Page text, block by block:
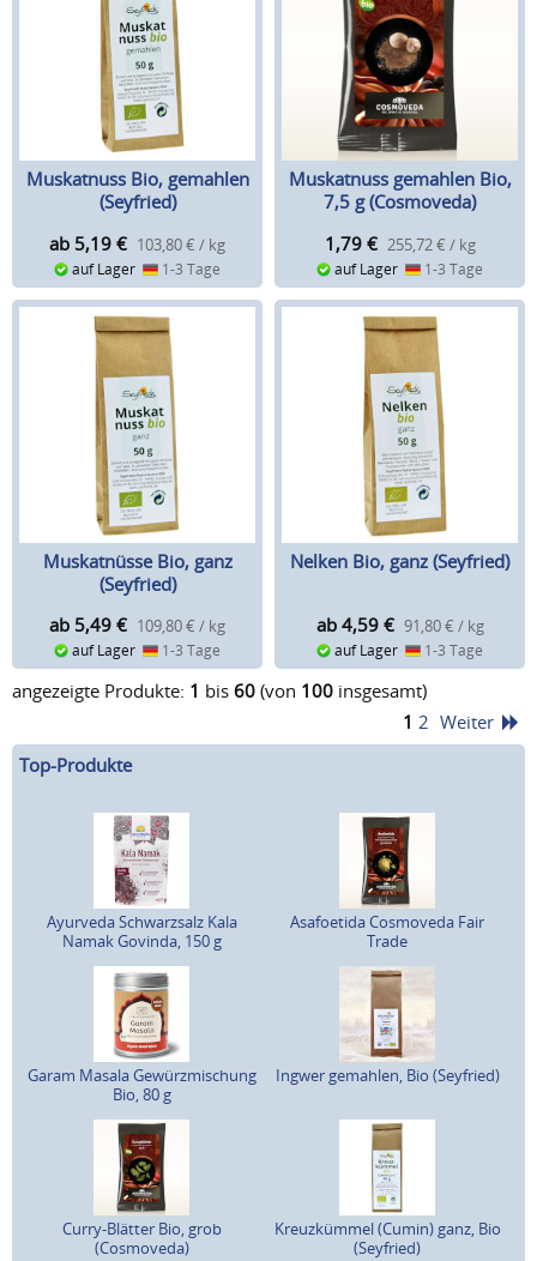
Muskatnuss Bio, gemahlen
(Seyfried)
ab 5,19 € 103,80 € / kg
auf Lager 1-3 Tage
Muskatnuss gemahlen Bio,
7,5 g (Cosmoveda)
1,79 € 255,72 € / kg
auf Lager 1-3 Tage
Muskatnüsse Bio, ganz
(Seyfried)
ab 5,49 € 109,80 € / kg
auf Lager 1-3 Tage
Nelken Bio, ganz (Seyfried)
ab 4,59 € 91,80 € / kg
auf Lager 1-3 Tage
angezeigte Produkte: 1 bis 60 (von 100 insgesamt)
1 2 Weiter
Top-Produkte
Ayurveda Schwarzsalz Kala
Namak Govinda, 150 g
Asafoetida Cosmoveda Fair
Trade
Garam Masala Gewürzmischung
Bio, 80 g
Ingwer gemahlen, Bio (Seyfried)
Curry-Blätter Bio, grob
(Cosmoveda)
Kreuzkümmel (Cumin) ganz, Bio
(Seyfried)